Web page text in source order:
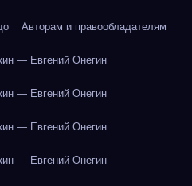
Авторам и правообладателям
— Евгений Онегин
— Евгений Онегин
— Евгений Онегин
— Евгений Онегин